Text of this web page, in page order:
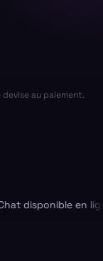
au paiement.
disponible en